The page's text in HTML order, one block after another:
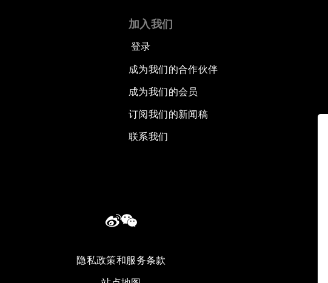
加入我们
登录
成为我们的合作伙伴
成为我们的会员
订阅我们的新闻稿
联系我们
隐私政策和服务条款